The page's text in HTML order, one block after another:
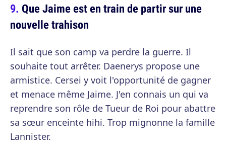
Que Jaime est en train de partir sur une
nouvelle trahison
Il sait que son camp va perdre la guerre. Il
souhaite tout arrêter. Daenerys propose une
armistice. Cersei y voit l'opportunité de gagner
et menace même Jaime. J'en connais un qui va
reprendre son rôle de Tueur de Roi pour abattre
sa sœur enceinte hihi. Trop mignonne la famille
Lannister.